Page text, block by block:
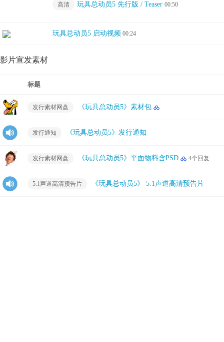
高清 玩具总动员5 先行版 / Teaser 00:50
玩具总动员5 启动视频 00:24
影片宣发素材
标题
发行素材网盘 《玩具总动员5》素材包
发行通知 《玩具总动员5》发行通知
发行素材网盘 《玩具总动员5》平面物料含PSD 4个回复
5.1声道高清预告片 《玩具总动员5》 5.1声道高清预告片